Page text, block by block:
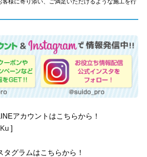
客様に寄り添い、ご満足いただけるような施工を行
アカウントはこちらから！
]
グラムはこちらから！